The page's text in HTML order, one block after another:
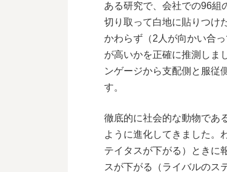
ある研究で、会社での96組
切り取って白地に貼りつけ
かわらず（2人が向かい合
が高いかを正確に推測しま
ンゲージから支配側と服従
す。
徹底的に社会的な動物であ
ように進化してきました。
テイタスが下がる）ときに
スが下がる（ライバルのス